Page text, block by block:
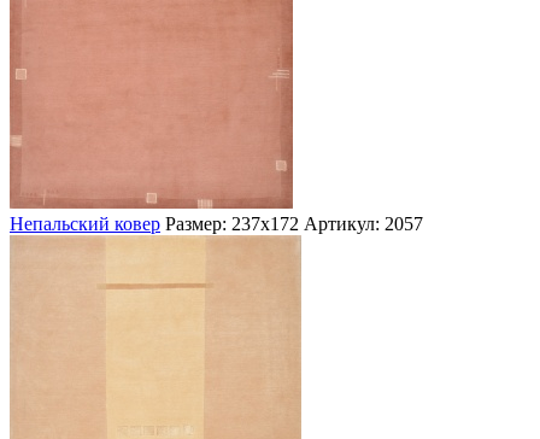
Непальский ковер Размер: 237х172 Артикул: 2057